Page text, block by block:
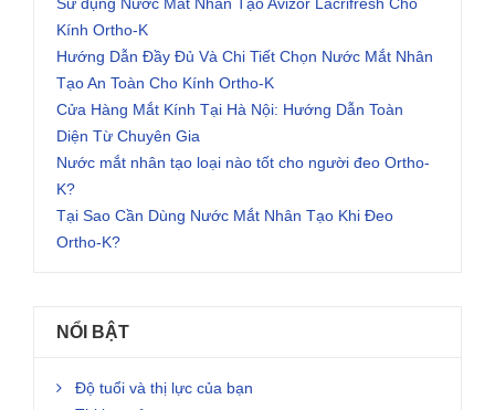
Kính Ortho-K
Hướng Dẫn Đầy Đủ Và Chi Tiết Chọn Nước Mắt Nhân
Tạo An Toàn Cho Kính Ortho-K
Cửa Hàng Mắt Kính Tại Hà Nội: Hướng Dẫn Toàn
Diện Từ Chuyên Gia
Nước mắt nhân tạo loại nào tốt cho người đeo Ortho-
K?
Tại Sao Cần Dùng Nước Mắt Nhân Tạo Khi Đeo
Ortho-K?
NỔI BẬT
Độ tuổi và thị lực của bạn